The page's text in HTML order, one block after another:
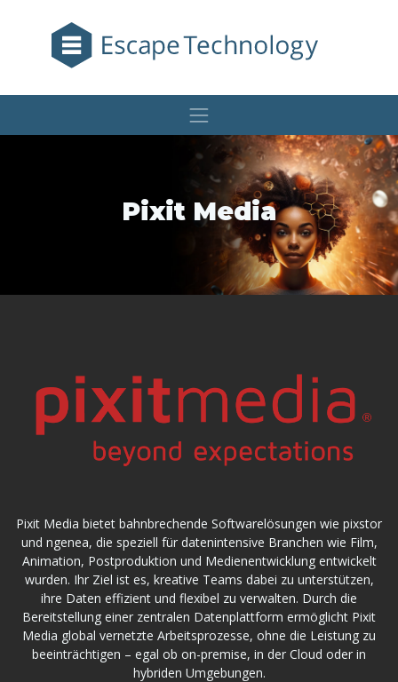
Pixit Media
Pixit Media bietet bahnbrechende Softwarelösungen wie pixstor
und ngenea, die speziell für datenintensive Branchen wie Film,
Animation, Postproduktion und Medienentwicklung entwickelt
wurden. Ihr Ziel ist es, kreative Teams dabei zu unterstützen,
ihre Daten effizient und flexibel zu verwalten. Durch die
Bereitstellung einer zentralen Datenplattform ermöglicht Pixit
Media global vernetzte Arbeitsprozesse, ohne die Leistung zu
beeinträchtigen – egal ob on-premise, in der Cloud oder in
hybriden Umgebungen.